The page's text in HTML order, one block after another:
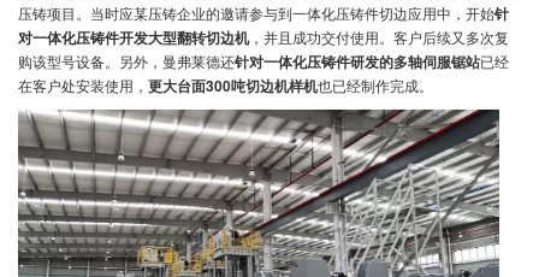
压铸项目。当时应某压铸企业的邀请参与到一体化压铸件切边应用中，开始针
对一体化压铸件开发大型翻转切边机，并且成功交付使用。客户后续又多次复
购该型号设备。另外，曼弗莱德还针对一体化压铸件研发的多轴伺服锯站已经
在客户处安装使用， 更大台面300吨切边机样机也已经制作完成。